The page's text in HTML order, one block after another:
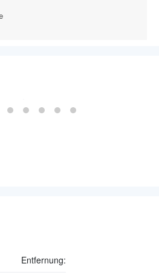
Entfernung: